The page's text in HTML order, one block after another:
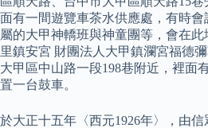
面有一間遊覽車茶水供應處，有時
屬的大甲神轎班與神童團等，會在
里鎮安宮 財團法人大甲鎮瀾宮福德
大甲區中山路一段198巷附近，裡面
置一台鼓車。
於大正十五年〈西元1926年〉，由